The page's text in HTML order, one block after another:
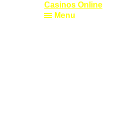
Casinos Online
Menu